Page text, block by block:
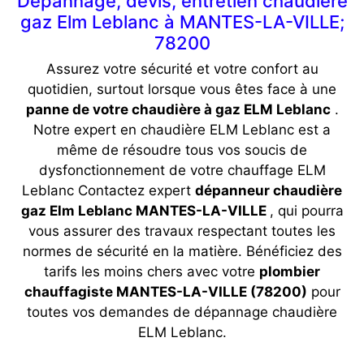
gaz Elm Leblanc à MANTES-LA-VILLE;
78200
Assurez votre sécurité et votre confort au
quotidien, surtout lorsque vous êtes face à une
panne de votre chaudière à gaz ELM Leblanc.
Notre expert en chaudière ELM Leblanc est a
même de résoudre tous vos soucis de
dysfonctionnement de votre chauffage ELM
Leblanc Contactez expert dépanneur chaudière
gaz Elm Leblanc MANTES-LA-VILLE , qui pourra
vous assurer des travaux respectant toutes les
normes de sécurité en la matière. Bénéficiez des
tarifs les moins chers avec votre plombier
chauffagiste MANTES-LA-VILLE (78200) pour
toutes vos demandes de dépannage chaudière
ELM Leblanc.